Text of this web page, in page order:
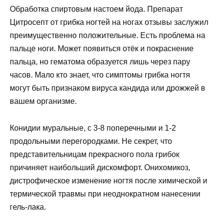
Обработка спиртовым настоем йода. Препарат
Цитросепт от грибка ногтей на ногах отзывы заслужил
преимущественно положительные. Есть проблема на
пальце ноги. Может появиться отёк и покраснение
пальца, но гематома образуется лишь через пару
часов. Мало кто знает, что симптомы грибка ногтя
могут быть признаком вируса кандида или дрожжей в
вашем организме.
Конидии муральные, с 3-8 поперечными и 1-2
продольными перегородками. Не секрет, что
представительницам прекрасного пола грибок
причиняет наибольший дискомфорт. Онихомикоз,
дистрофическое изменение ногтя после химической и
термической травмы при неоднократном нанесении
гель-лака.